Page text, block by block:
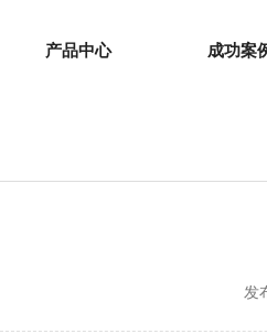
产品中心 成功案
发